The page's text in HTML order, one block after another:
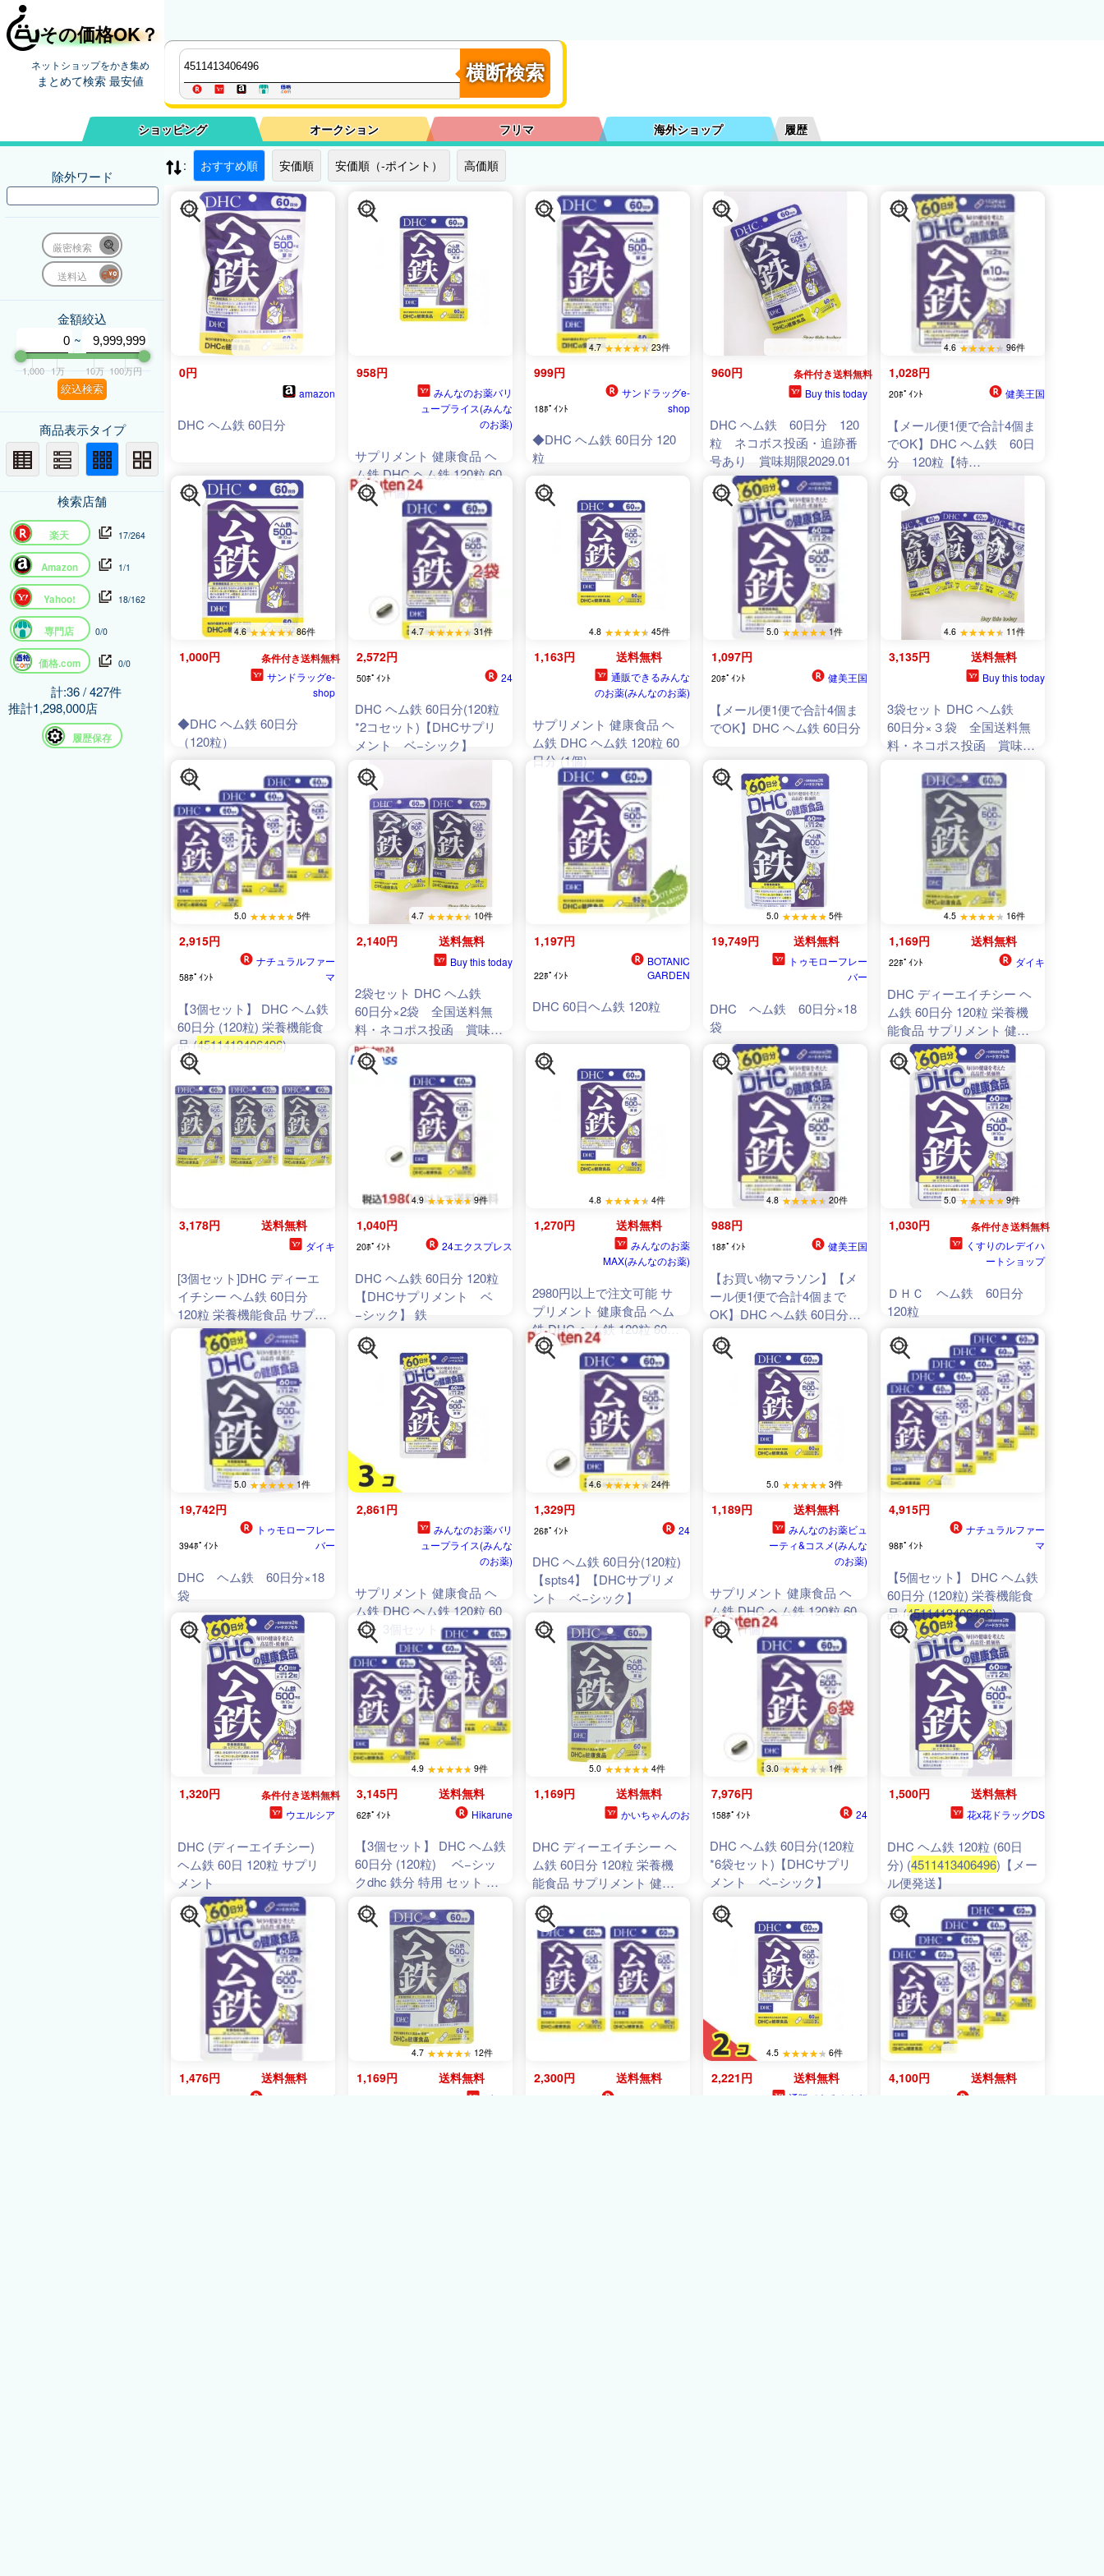
その価格OK？
ネットショップをかき集め
まとめて検索 最安値 横断検索
ショッピング オークション フリマ 海外ショップ 履歴
除外ワード
厳密検索
送料込
金額絞込
~
1,000 1万 10万 100万円
絞込検索
商品表示タイプ
検索店舗
楽天 17/264
Amazon 1/1
Yahoo! 18/162
専門店 0/0
価格.com 0/0
計:36 / 427件
推計1,298,000店
履歴保存
: おすすめ順 安価順 安価順（-ポイント） 高価順
0円
amazon
DHC ヘム鉄 60日分
958円
みんなのお薬バリ
ュープライス(みんな
のお薬)
サプリメント 健康食品 ヘ
ム鉄 DHC ヘム鉄 120粒 60
日分 (1個)
999円
18ﾎﾟｲﾝﾄ
サンドラッグe-
shop
4.7 23件
◆DHC ヘム鉄 60日分 120
粒
960円
条件付き送料無料
Buy this today
DHC ヘム鉄 60日分 120
粒 ネコボス投函・追跡番
号あり 賞味期限2029.01
1,028円
20ﾎﾟｲﾝﾄ 健美王国
4.6 96件
【メール便1便で合計4個ま
でOK】DHC ヘム鉄 60日
分 120粒【特
価!!DHC25】
1,000円
条件付き送料無料
サンドラッグe-
shop
4.6 86件
◆DHC ヘム鉄 60日分
（120粒）
2,572円
50ﾎﾟｲﾝﾄ 24
4.7 31件
DHC ヘム鉄 60日分(120粒
*2コセット)【DHCサプリ
メント ベ−シック】
1,163円 送料無料
通販できるみんな
のお薬(みんなのお薬)
4.8 45件
サプリメント 健康食品 ヘ
ム鉄 DHC ヘム鉄 120粒 60
日分 (1個)
1,097円
20ﾎﾟｲﾝﾄ 健美王国
5.0 1件
【メール便1便で合計4個ま
でOK】DHC ヘム鉄 60日分
3,135円 送料無料
Buy this today
4.6 11件
3袋セット DHC ヘム鉄
60日分×３袋 全国送料無
料・ネコポス投函 賞味期
限2029.01
2,915円
58ﾎﾟｲﾝﾄ
ナチュラルファー
マ
5.0 5件
【3個セット】 DHC ヘム鉄
60日分 (120粒) 栄養機能食
品 (4511413406496)
2,140円 送料無料
Buy this today
4.7 10件
2袋セット DHC ヘム鉄
60日分×2袋 全国送料無
料・ネコポス投函 賞味期
限2029.01
1,197円
22ﾎﾟｲﾝﾄ
BOTANIC
GARDEN
DHC 60日ヘム鉄 120粒
19,749円 送料無料
トゥモローフレー
バー
5.0 5件
DHC ヘム鉄 60日分×18
袋
1,169円 送料無料
22ﾎﾟｲﾝﾄ ダイキ
4.5 16件
DHC ディーエイチシー ヘ
ム鉄 60日分 120粒 栄養機
能食品 サプリメント 健康
食品 女性 鉄分 ビタミン
B12 葉酸 妊婦 美容[ギフト
ラッピング対応]
3,178円 送料無料
ダイキ
[3個セット]DHC ディーエ
イチシー ヘム鉄 60日分
120粒 栄養機能食品 サプリ
メント 健康食品 女性 鉄分
ビタミンB12 葉酸 妊婦 美
容[ギフトラッピング対応]
1,040円
20ﾎﾟｲﾝﾄ 24エクスプレス
4.9 9件
DHC ヘム鉄 60日分 120粒
【DHCサプリメント ベ
−シック】 鉄
1,270円 送料無料
みんなのお薬
MAX(みんなのお薬)
4.8 4件
2980円以上で注文可能 サ
プリメント 健康食品 ヘム
鉄 DHC ヘム鉄 120粒 60日
分 (1個)
988円
18ﾎﾟｲﾝﾄ 健美王国
4.8 20件
【お買い物マラソン】【メ
ール便1便で合計4個まで
OK】DHC ヘム鉄 60日分
【特価!!DHC28 】
1,030円
条件付き送料無料
くすりのレデイハ
ートショップ
5.0 9件
ＤＨＣ ヘム鉄 60日分
120粒
19,742円
394ﾎﾟｲﾝﾄ
トゥモローフレー
バー
5.0 1件
DHC ヘム鉄 60日分×18
袋
2,861円
みんなのお薬バリ
ュープライス(みんな
のお薬)
サプリメント 健康食品 ヘ
ム鉄 DHC ヘム鉄 120粒 60
日分 3個セット
1,329円
26ﾎﾟｲﾝﾄ 24
4.6 24件
DHC ヘム鉄 60日分(120粒)
【spts4】【DHCサプリメ
ント ベ−シック】
1,189円 送料無料
みんなのお薬ビュ
ーティ&コスメ(みんな
のお薬)
5.0 3件
サプリメント 健康食品 ヘ
ム鉄 DHC ヘム鉄 120粒 60
日分 (1個)
4,915円
98ﾎﾟｲﾝﾄ
ナチュラルファー
マ
【5個セット】 DHC ヘム鉄
60日分 (120粒) 栄養機能食
品 (4511413406496)
1,320円
条件付き送料無料
ウエルシア
DHC (ディーエイチシー)
ヘム鉄 60日 120粒 サプリ
メント
3,145円 送料無料
62ﾎﾟｲﾝﾄ Hikarune
4.9 9件
【3個セット】 DHC ヘム鉄
60日分 (120粒) ベ−シッ
クdhc 鉄分 特用 セット 健
康維持 鉄分補給 貧血 対策
エネルギー補給 体調管理
免疫力向上 鉄分 サポート
疲労回復 代謝促進 健康補
助 生活習慣 改善 鉄分不足
解消 体力増強 美容 送料無
1,169円 送料無料
かいちゃんのお
5.0 4件
DHC ディーエイチシー ヘ
ム鉄 60日分 120粒 栄養機
能食品 サプリメント 健康
食品 女性 鉄分 ビタミン
B12 葉酸 妊婦 美容[ギフト
ラッピング対応]
7,976円
158ﾎﾟｲﾝﾄ 24
3.0 1件
DHC ヘム鉄 60日分(120粒
*6袋セット)【DHCサプリ
メント ベ−シック】
1,500円 送料無料
花x花ドラッグDS
DHC ヘム鉄 120粒 (60日
分) (4511413406496)【メー
ル便発送】
1,476円 送料無料
ドレミドラッグ
1,169円 送料無料
ダイキ
4.7 12件
2,300円 送料無料 2,221円 送料無料
通販できるみんな
4.5 6件
4,100円 送料無料